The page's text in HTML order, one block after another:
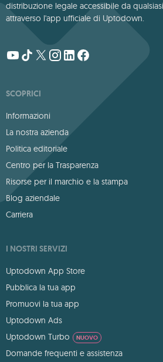
distribuzione legale accessibile da
attraverso l'app ufficiale di Uptodown.
SCOPRICI
Informazioni
La nostra azienda
Politica editoriale
Centro per la Trasparenza
Risorse per il marchio e la stampa
Blog aziendale
Carriera
I NOSTRI SERVIZI
Uptodown App Store
Pubblica la tua app
Promuovi la tua app
Uptodown Ads
Uptodown Turbo
NUOVO
Domande frequenti e assistenza